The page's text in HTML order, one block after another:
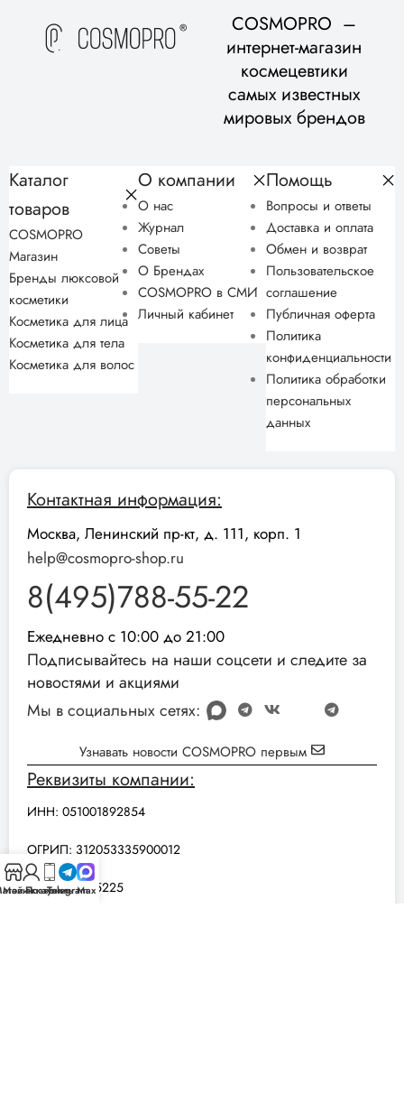
COSMOPRO –
интернет-магазин
космецевтики
самых известных
мировых брендов
Каталог
товаров
COSMOPRO
Магазин
Бренды люксовой
косметики
Косметика для лица
Косметика для тела
Косметика для волос
О компании
О нас
Журнал
Советы
О Брендах
COSMOPRO в СМИ
Личный кабинет
Помощь
Вопросы и ответы
Доставка и оплата
Обмен и возврат
Пользовательское
соглашение
Публичная оферта
Политика
конфиденциальности
Политика обработки
персональных
данных
Контактная информация:
Москва, Ленинский пр-кт, д. 111, корп. 1
help@cosmopro-shop.ru
8(495)788-55-22
Ежедневно с 10:00 до 21:00
Подписывайтесь на наши соцсети и следите за
новостями и акциями
Мы в социальных сетях:
Узнавать новости COSMOPRO первым
Реквизиты компании:
ИНН: 051001892854
ОГРИП: 312053335900012
БИК: 044525225
Мой аккаунт
Позвонить
Telegram
Max